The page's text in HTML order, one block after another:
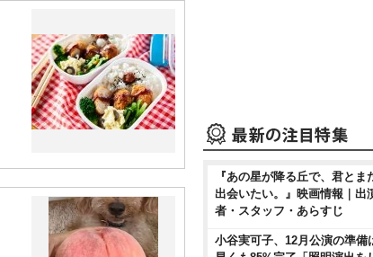
『あの星が降る丘で、君とま
出会いたい。』映画情報｜出
者・スタッフ・あらすじ
小谷実可子、12月公演の準備